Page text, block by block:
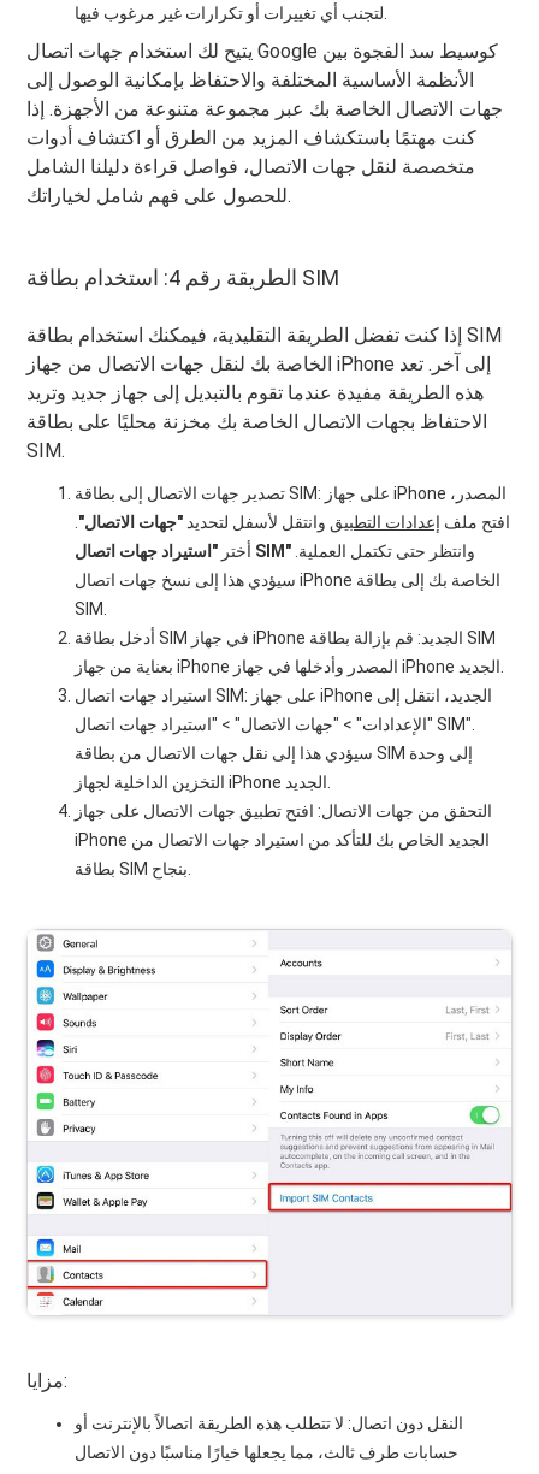
يتيح لك استخدام جهات اتصال Google كوسيط سد الفجوة بين
الأنظمة الأساسية المختلفة والاحتفاظ بإمكانية الوصول إلى
جهات الاتصال الخاصة بك عبر مجموعة متنوعة من الأجهزة. إذا
كنت مهتمًا باستكشاف المزيد من الطرق أو اكتشاف أدوات
متخصصة لنقل جهات الاتصال، فواصل قراءة دليلنا الشامل
للحصول على فهم شامل لخياراتك.
الطريقة رقم 4: استخدام بطاقة SIM
إذا كنت تفضل الطريقة التقليدية، فيمكنك استخدام بطاقة SIM
الخاصة بك لنقل جهات الاتصال من جهاز iPhone إلى آخر. تعد
هذه الطريقة مفيدة عندما تقوم بالتبديل إلى جهاز جديد وتريد
الاحتفاظ بجهات الاتصال الخاصة بك مخزنة محليًا على بطاقة
SIM.
تصدير جهات الاتصال إلى بطاقة SIM: على جهاز iPhone المصدر،
افتح ملف إعدادات التطبيق وانتقل لأسفل لتحديد "جهات الاتصال"
أختر "استيراد جهات اتصال SIM"
سيؤدي هذا إلى نسخ جهات اتصال iPhone الخاصة بك إلى بطاقة
SIM.
أدخل بطاقة SIM في جهاز iPhone الجديد: قم بإزالة بطاقة SIM
استيراد جهات اتصال SIM: على جهاز iPhone الجديد، انتقل إلى
"الإعدادات" > "جهات الاتصال" > "استيراد جهات اتصال SIM".
سيؤدي هذا إلى نقل جهات الاتصال من بطاقة SIM إلى وحدة
التحقق من جهات الاتصال: افتح تطبيق جهات الاتصال على جهاز
iPhone الجديد الخاص بك للتأكد من استيراد جهات الاتصال من
مزايا:
النقل دون اتصال: لا تتطلب هذه الطريقة اتصالاً بالإنترنت أو
حسابات طرف ثالث، مما يجعلها خيارًا مناسبًا دون الاتصال